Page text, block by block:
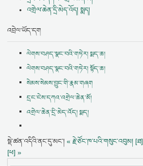
འགྲེལ་ཆེན་དྲི་མེད་འོད། སྨད།
འབྲེལ་ཡོད་དག
ལེགས་བཤད་སྣང་བའི་གཏེར། སྨད་ཆ།
ལེགས་བཤད་སྣང་བའི་གཏེར། སྟོད་ཆ།
སེམས་སེམས་བྱུང་གི་རྣམ་གཞག
དྲང་ངེས་དཀའ་འགྲེལ་ཆེན་མོ།
འགྲེལ་ཆེན་དྲི་མེད་འོད། སྨད།
སྡེ་ཚན་འདིའི་ནང་དུ་མང་། « རྗེ་ཙོང་ཁ་པའི་གསུང་འབུམ། [ཐ]
[ཕ] »